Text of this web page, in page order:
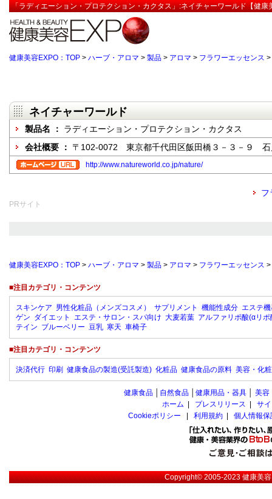
「ラディエーション・プロテクション・カクタス」:ネイチャーワールド【健康
健康美容EXPO：TOP > ハーブ・アロマ > 製品 > アロマ > フラワーエッセンス >
ネイチャーワールド
製品名 ： ラディエーション・プロテクション・カクタス
会社概要 ： 〒102-0072 東京都千代田区飯田橋３－３－９ 石
http://www.natureworld.co.jp/nature/
フ
PRサイト
健康美容EXPO：TOP > ハーブ・アロマ > 製品 > アロマ > フラワーエッセンス >
■注目カテゴリ・コンテンツ
スキンケア 男性化粧品（メンズコスメ） サプリメント 機能性成分 エステ
ゲン ダイエット エステ・サロン・スパ向け 大麦若葉 アルファリポ酸(αリポ
テイン ブルーベリー 豆乳 寒天 車椅子
■注目カテゴリ・コンテンツ
決済代行 印刷 健康食品の製造(受託製造) 化粧品 健康食品の原料 美容・化
健康食品 自然食品 健康用品・器具 美容
ホーム
プレスリリース
サ
Cookieポリシー
利用規約 個人情報
Copyright© 2005-2023健康美